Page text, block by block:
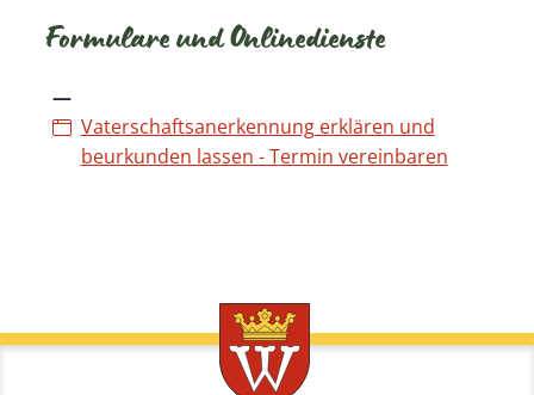
Formulare und Onlinedienste
Vaterschaftsanerkennung erklären und
beurkunden lassen - Termin vereinbaren